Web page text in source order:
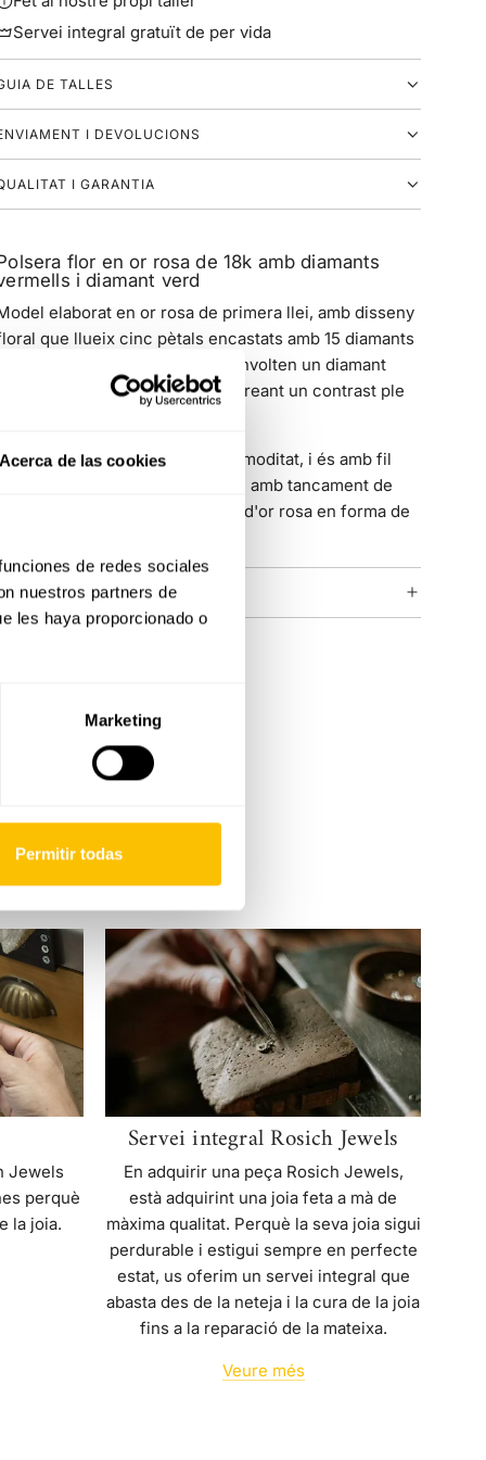
de las cookies
de redes sociales
nuestros partners de
les haya proporcionado o
Marketing
Permitir todas
Servei integral gratuït de per vida
DE TALLES
I DEVOLUCIONS
I GARANTIA
flor en or rosa de 18k amb diamants
i diamant verd
elaborat en or rosa de primera llei, amb disseny
que llueix cinc pètals encastats amb 15 diamants
(0,15 ct en total), que envolten un diamant
de color verd (0,03 ct), creant un contrast ple
està pensat per a més comoditat, i és amb fil
resistent en color vermell amb tancament de
acabat amb terminals d'or rosa en forma de
LA FLEUR
Jewels
perquè
la joia.
Servei
integral
Rosich
Jewels
Servei integral Rosich Jewels
En adquirir una peça Rosich Jewels,
està adquirint una joia feta a mà de
màxima qualitat. Perquè la seva joia sigui
perdurable i estigui sempre en perfecte
estat, us oferim un servei integral que
abasta des de la neteja i la cura de la joia
fins a la reparació de la mateixa.
Veure més